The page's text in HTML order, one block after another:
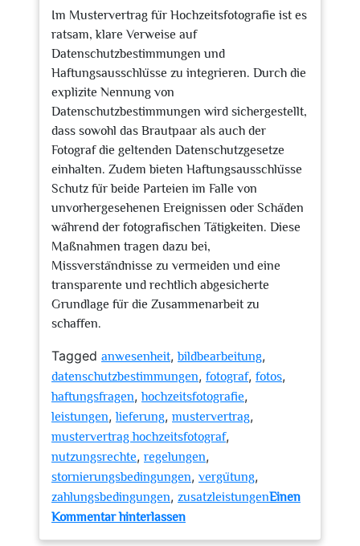
Im Mustervertrag für Hochzeitsfotografie ist es
ratsam, klare Verweise auf
Datenschutzbestimmungen und
Haftungsausschlüsse zu integrieren. Durch die
explizite Nennung von
Datenschutzbestimmungen wird sichergestellt,
dass sowohl das Brautpaar als auch der
Fotograf die geltenden Datenschutzgesetze
einhalten. Zudem bieten Haftungsausschlüsse
Schutz für beide Parteien im Falle von
unvorhergesehenen Ereignissen oder Schäden
während der fotografischen Tätigkeiten. Diese
Maßnahmen tragen dazu bei,
Missverständnisse zu vermeiden und eine
transparente und rechtlich abgesicherte
Grundlage für die Zusammenarbeit zu
schaffen.
Tagged anwesenheit,bildbearbeitung,
datenschutzbestimmungen, fotograf, fotos,
haftungsfragen,hochzeitsfotografie,
leistungen,lieferung, mustervertrag,
mustervertrag hochzeitsfotograf,
nutzungsrechte, regelungen,
stornierungsbedingungen, vergütung,
zahlungsbedingungen, zusatzleistungenEinen
Kommentar hinterlassenzu